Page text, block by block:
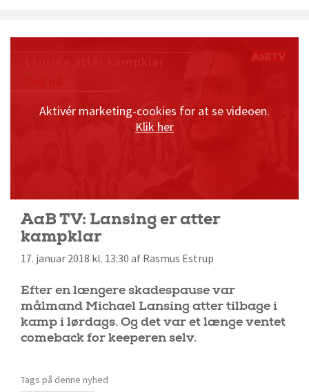
Aktivér marketing-cookies for at se videoen.
Klik her
AaB TV: Lansing er atter
kampklar
17. januar 2018 kl. 13:30 af Rasmus Estrup
Efter en længere skadespause var
målmand Michael Lansing atter tilbage i
kamp i lørdags. Og det var et længe ventet
comeback for keeperen selv.
Tags på denne nyhed